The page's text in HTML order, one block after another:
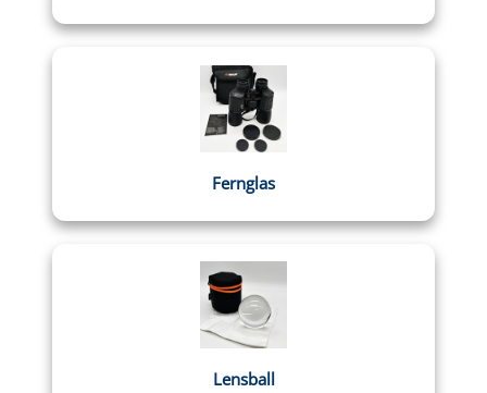
Fernglas
Lensball